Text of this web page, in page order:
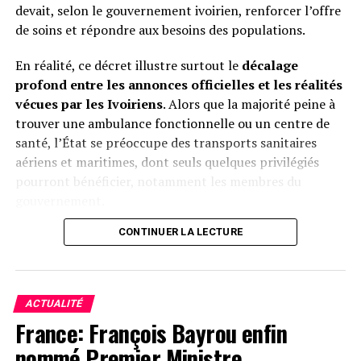
calculs personnels.
Le Sahel paie aujourd’hui le prix d’une intervention dont
la sincérité humanitaire apparaît de plus en plus
discutable. Et si la justice française juge l’homme
Sarkozy, c’est bien la mémoire collective qui juge la
stratégie française en Libye : un engrenage tragique
dont l’Afrique ne s’est toujours pas remise.
Facebook
Twitter
EmailWhatsApp
Telegram
Partager
Comments
comments
devait, selon le gouvernement ivoirien, renforcer l’offre
de soins et répondre aux besoins des populations.
En réalité, ce décret illustre surtout le décalage
profond entre les annonces officielles et les réalités
vécues par les Ivoiriens. Alors que la majorité peine à
trouver une ambulance fonctionnelle ou un centre de
santé, l’État se préoccupe des transports sanitaires
aériens et maritimes, dont seuls quelques privilégiés
pourront bénéficier, notamment les membres du
Pendant que les hôpitaux publics souffrent d’un
vétustes, pénurie de médecins spécialisés, déficit de
médicaments), occasionnant un manque d’accès de la
majorité des populations à des soins de qualité, surtout
en zones rurales, ’État met en avant un dispositif
prestigieux (transport aérien/maritime), pour donner
CONTINUER LA LECTURE
ACTUALITÉ
France: François Bayrou enfin